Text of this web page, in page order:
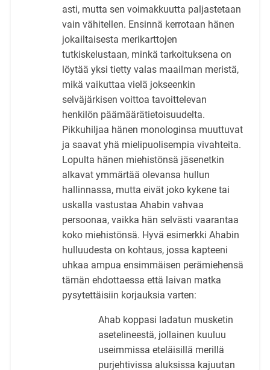
asti, mutta sen voimakkuutta paljastetaan
vain vähitellen. Ensinnä kerrotaan hänen
jokailtaisesta merikarttojen
tutkiskelustaan, minkä tarkoituksena on
löytää yksi tietty valas maailman meristä,
mikä vaikuttaa vielä jokseenkin
selväjärkisen voittoa tavoittelevan
henkilön päämäärätietoisuudelta.
Pikkuhiljaa hänen monologinsa muuttuvat
ja saavat yhä mielipuolisempia vivahteita.
Lopulta hänen miehistönsä jäsenetkin
alkavat ymmärtää olevansa hullun
hallinnassa, mutta eivät joko kykene tai
uskalla vastustaa Ahabin vahvaa
persoonaa, vaikka hän selvästi vaarantaa
koko miehistönsä. Hyvä esimerkki Ahabin
hulluudesta on kohtaus, jossa kapteeni
uhkaa ampua ensimmäisen perämiehensä
tämän ehdottaessa että laivan matka
pysytettäisiin korjauksia varten:
Ahab koppasi ladatun musketin
asetelineestä, jollainen kuuluu
useimmissa eteläisillä merillä
purjehtivissa aluksissa kajuutan